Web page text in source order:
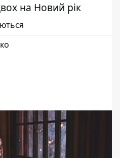
на Новий рік